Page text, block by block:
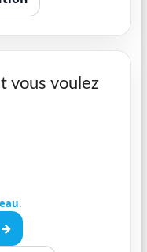
vous voulez
.
→